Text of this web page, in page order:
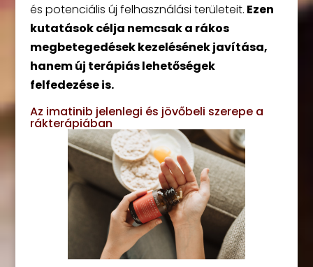
és potenciális új felhasználási területeit. Ezen
kutatások célja nemcsak a rákos
megbetegedések kezelésének javítása,
hanem új terápiás lehetőségek
felfedezése is.
Az imatinib jelenlegi és jövőbeli szerepe a
rákterápiában